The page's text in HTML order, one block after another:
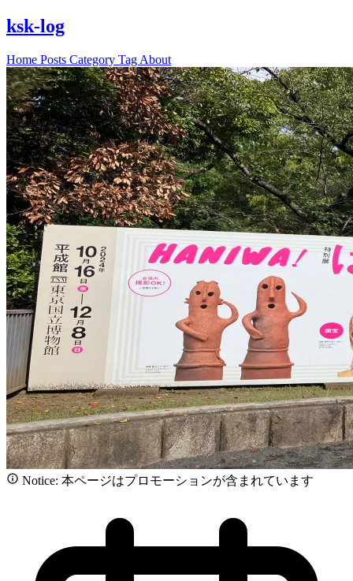
ksk-log
Home Posts Category Tag About
Notice: 本ページはプロモーションが含まれています